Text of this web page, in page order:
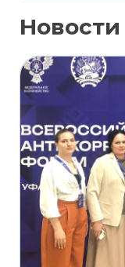
Новости